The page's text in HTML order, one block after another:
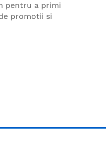
pentru a primi
promotii si